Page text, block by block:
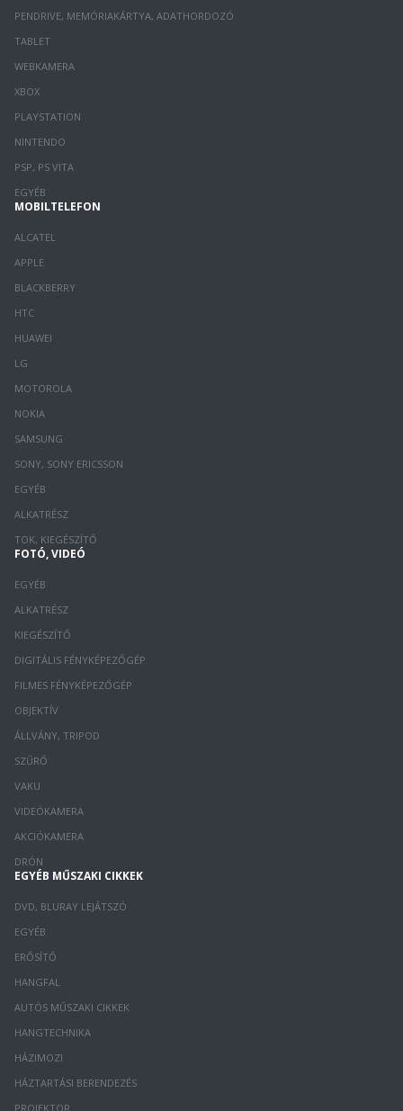
PENDRIVE, MEMÓRIAKÁRTYA, ADATHORDOZÓ
TABLET
WEBKAMERA
XBOX
PLAYSTATION
NINTENDO
PSP, PS VITA
EGYÉB
MOBILTELEFON
ALCATEL
APPLE
BLACKBERRY
HTC
HUAWEI
LG
MOTOROLA
NOKIA
SAMSUNG
SONY, SONY ERICSSON
EGYÉB
ALKATRÉSZ
TOK, KIEGÉSZÍTŐ
FOTÓ, VIDEÓ
EGYÉB
ALKATRÉSZ
KIEGÉSZÍTŐ
DIGITÁLIS FÉNYKÉPEZŐGÉP
FILMES FÉNYKÉPEZŐGÉP
OBJEKTÍV
ÁLLVÁNY, TRIPOD
SZŰRŐ
VAKU
VIDEÓKAMERA
AKCIÓKAMERA
DRÓN
EGYÉB MŰSZAKI CIKKEK
DVD, BLURAY LEJÁTSZÓ
EGYÉB
ERŐSÍTŐ
HANGFAL
AUTÓS MŰSZAKI CIKKEK
HANGTECHNIKA
HÁZIMOZI
HÁZTARTÁSI BERENDEZÉS
PROJEKTOR